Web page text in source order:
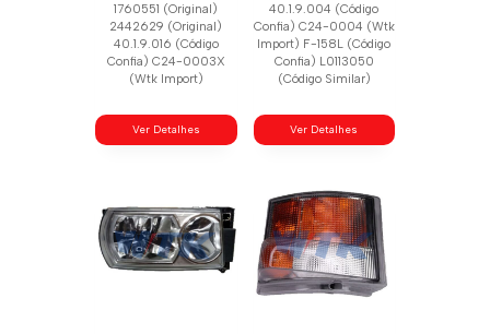
1760551 (Original)
2442629 (Original)
40.1.9.016 (Código
Confia) C24-0003X
(Wtk Import)
Ver Detalhes
40.1.9.004 (Código
Confia) C24-0004 (Wtk
Import) F-158L (Código
Confia) L0113050
(Código Similar)
Ver Detalhes